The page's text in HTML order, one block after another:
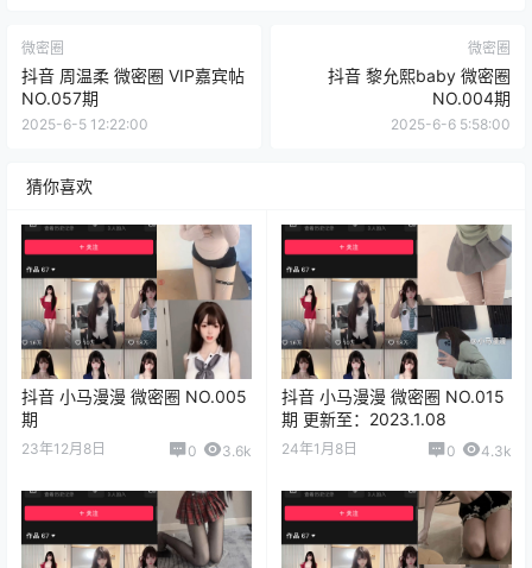
微密圈
抖音 周温柔 微密圈 VIP嘉宾帖
NO.057期
2025-6-5 12:22:00
微密圈
抖音 黎允熙baby 微密圈
NO.004期
2025-6-6 5:58:00
猜你喜欢
抖音 小马漫漫 微密圈 NO.005
期
23年12月8日 0 3.6k
抖音 小马漫漫 微密圈 NO.015
期 更新至：2023.1.08
24年1月8日 0 4.3k